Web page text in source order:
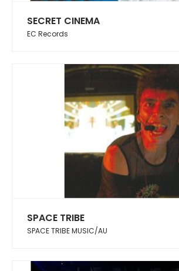
SECRET CINEMA
EC Records
SPACE TRIBE
SPACE TRIBE MUSIC/AU